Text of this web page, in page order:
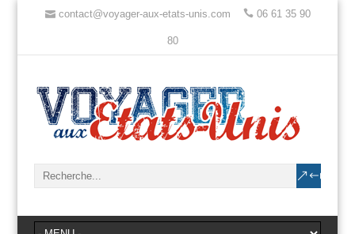
contact@voyager-aux-etats-unis.com 06 61 35 90
80